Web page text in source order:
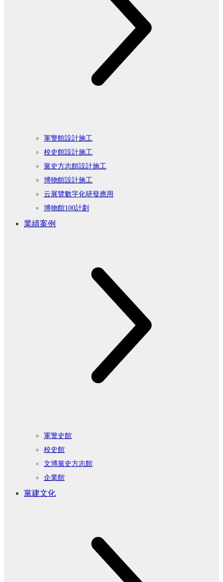
軍警館設計施工
校史館設計施工
黨史方志館設計施工
博物館設計施工
云展覽數字化研發應用
博物館100計劃
業績案例
軍警史館
校史館
文博黨史方志館
企業館
黨建文化